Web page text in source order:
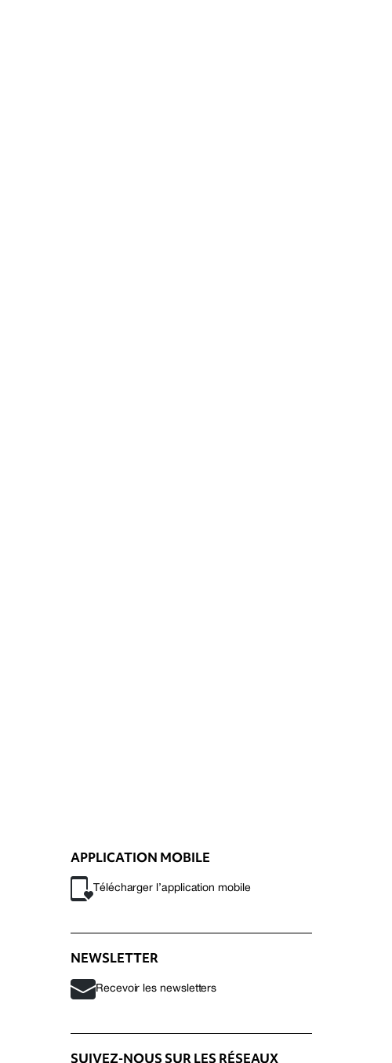
APPLICATION MOBILE
Télécharger l’application mobile
NEWSLETTER
Recevoir les newsletters
SUIVEZ-NOUS SUR LES RÉSEAUX